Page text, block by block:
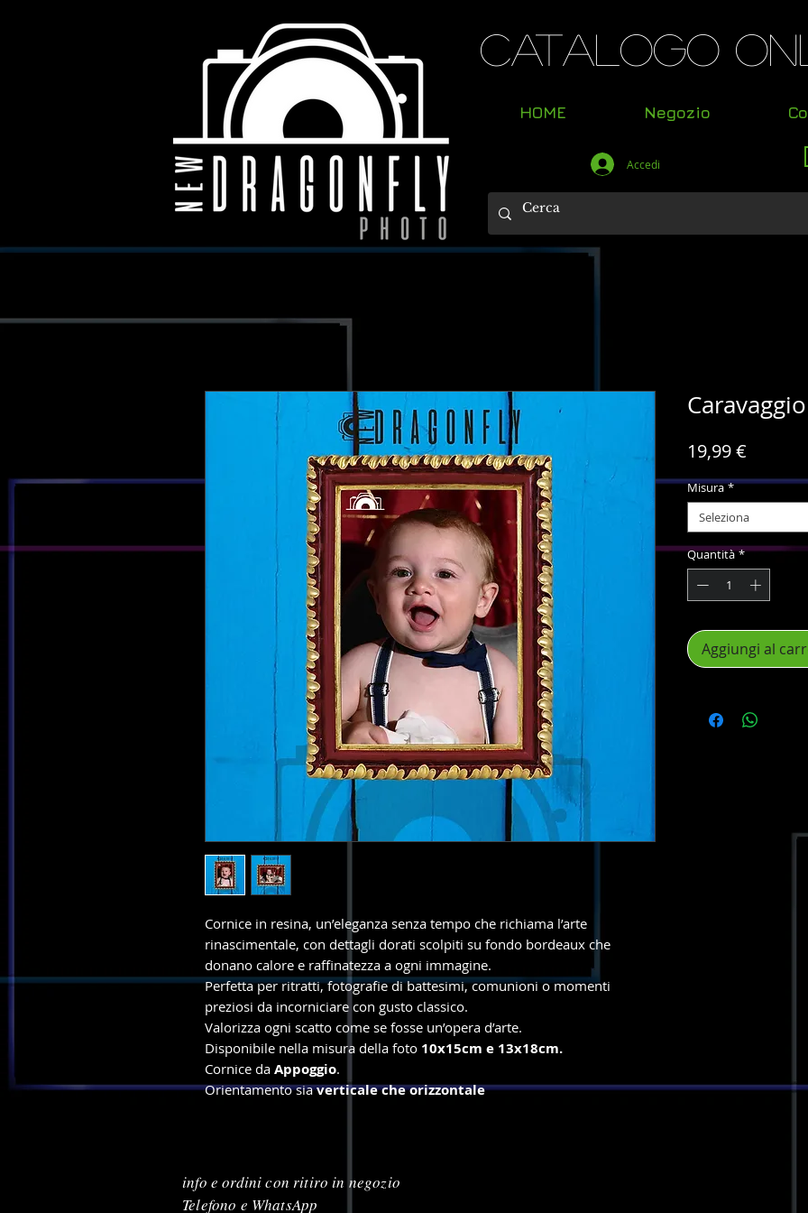
Catalogo
HOME Negozio
Accedi
Cornice in resina, un’eleganza senza tempo che richiama l’arte
rinascimentale, con dettagli dorati scolpiti su fondo bordeaux che
donano calore e raffinatezza a ogni immagine.
Perfetta per ritratti, fotografie di battesimi, comunioni o momenti
preziosi da incorniciare con gusto classico.
Valorizza ogni scatto come se fosse un’opera d’arte.
Disponibile nella misura della foto 10x15cm e 13x18cm.
Cornice da Appoggio.
Orientamento siaverticale che orizzontale
Caravaggio
19,99 €
Misura *
Seleziona
Quantità *
Aggiungi al
info e ordini con ritiro in negozio
Telefono e WhatsApp